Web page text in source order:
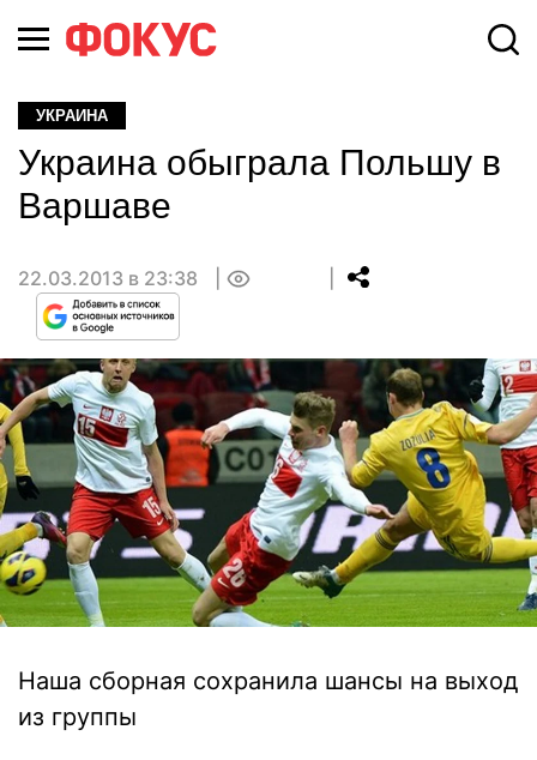
УКРАИНА
Украина обыграла Польшу в
Варшаве
22.03.2013 в 23:38
Наша сборная сохранила шансы на выход
из группы